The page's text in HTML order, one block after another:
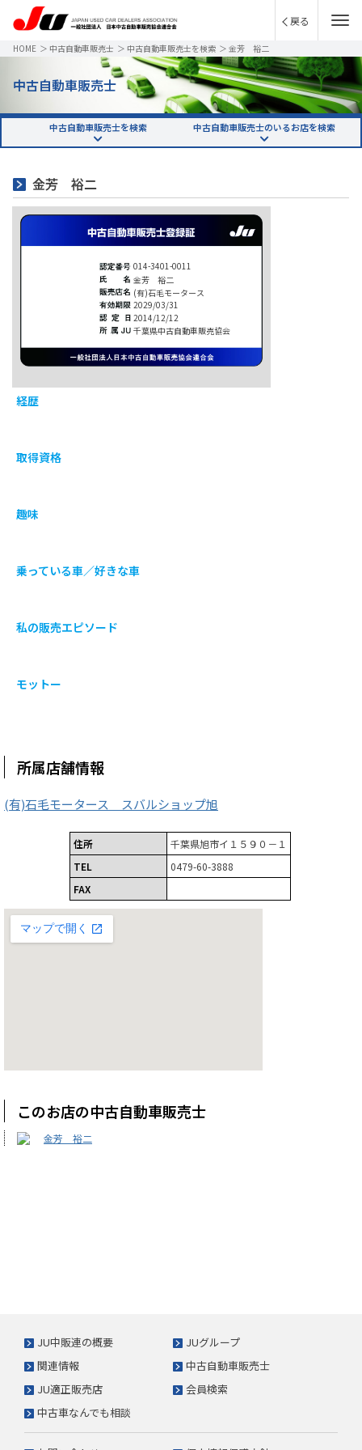
戻る
HOME ＞ 中古自動車販売士 ＞ 中古自動車販売士を検索 ＞ 金芳 裕二
中古自動車販売士
中古自動車販売士を検索 中古自動車販売士のいるお店を検索
金芳 裕二
014-3401-0011
金芳 裕二
(有)石毛モータース
2029/03/31
2014/12/12
千葉県中古自動車販売協会
経歴
取得資格
趣味
乗っている車／好きな車
私の販売エピソード
モットー
所属店舗情報
(有)石毛モータース スバルショップ旭
住所
千葉県旭市イ１５９０－１
TEL
0479-60-3888
FAX
このお店の中古自動車販売士
金芳 裕二
JU中販連の概要
JUグループ
関連情報
中古自動車販売士
JU適正販売店
会員検索
中古車なんでも相談